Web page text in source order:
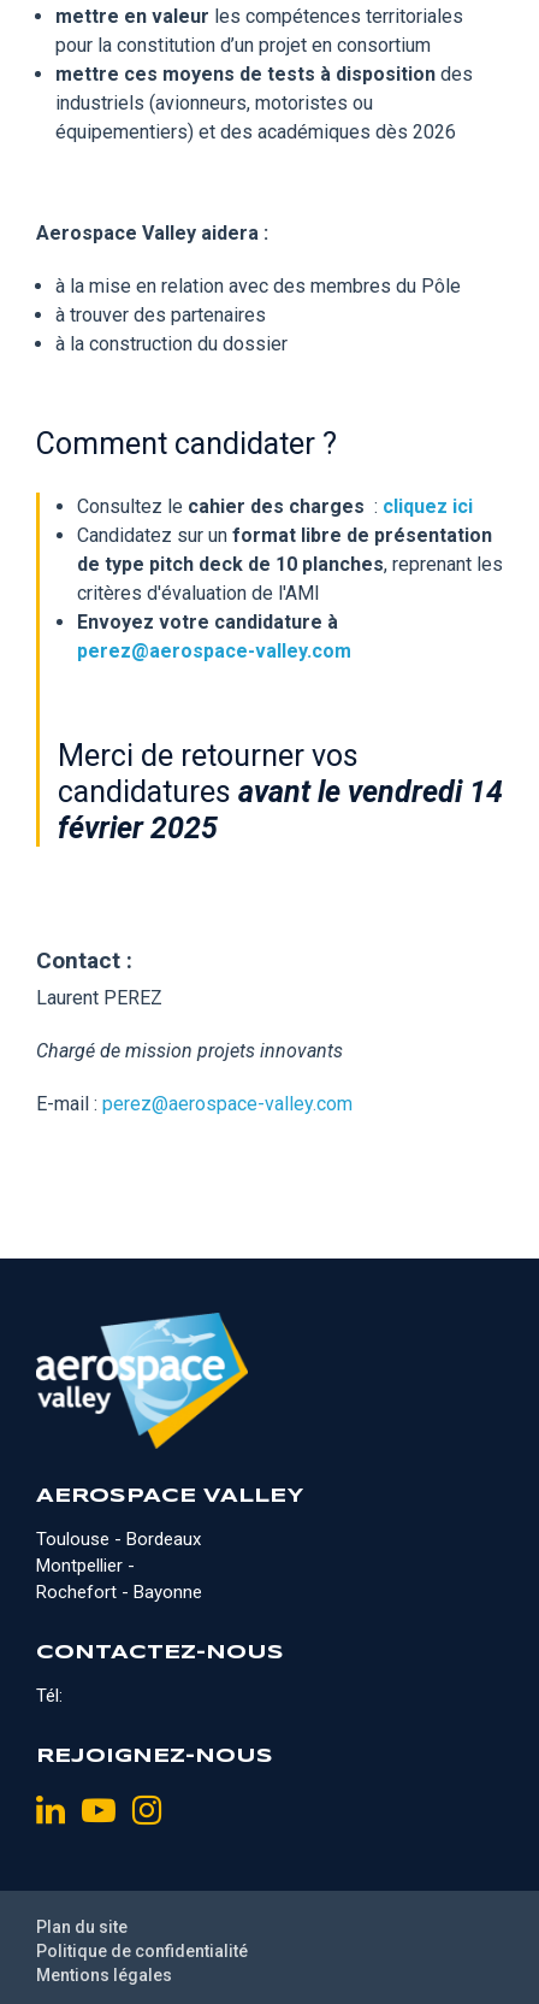
mettre en valeur les compétences territoriales
pour la constitution d’un projet en consortium
mettre ces moyens de tests à disposition des
industriels (avionneurs, motoristes ou
équipementiers) et des académiques dès 2026
Aerospace Valley aidera :
à la mise en relation avec des membres du Pôle
à trouver des partenaires
à la construction du dossier
Comment candidater ?
Consultez le cahier des charges : cliquez ici
Candidatez sur un format libre de présentation
de type pitch deck de 10 planches, reprenant les
critères d'évaluation de l'AMI
Envoyez votre candidature à
perez@aerospace-valley.com
Merci de retourner vos
candidatures avant le vendredi 14
février 2025
Contact :
Laurent PEREZ
Chargé de mission projets innovants
E-mail : perez@aerospace-valley.com
AEROSPACE VALLEY
Toulouse - Bordeaux
Montpellier -
Rochefort - Bayonne
CONTACTEZ-NOUS
Tél:
REJOIGNEZ-NOUS
Mentions légales
Politique de confidentialité
Plan du site